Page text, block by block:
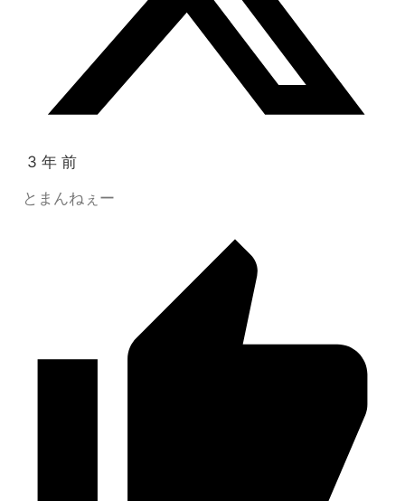
3 年 前
とまんねぇー